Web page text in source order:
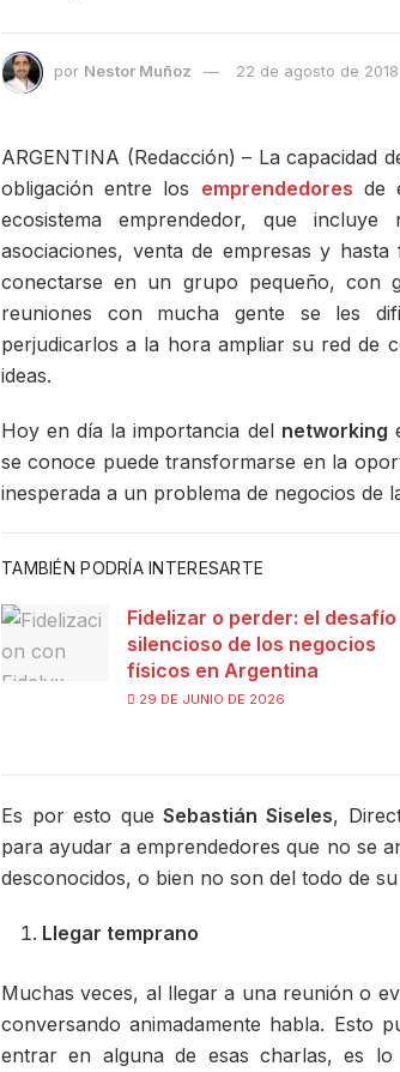
por Nestor Muñoz 22 de agosto de 2018
ARGENTINA (Redacción) – La capacidad
obligación entre los emprendedores de
ecosistema emprendedor, que
asociaciones, venta de empresas y
conectarse en un grupo pequeño, con
reuniones con mucha gente se les
perjudicarlos a la hora ampliar su red de
ideas.
Hoy en día la importancia del networking
se conoce puede transformarse en la
inesperada a un problema de negocios de
TAMBIÉN PODRÍA INTERESARTE
Fidelizar o perder: el desafío
silencioso de los negocios
físicos en Argentina
29 DE JUNIO DE 2026
Es por esto queSebastián Siseles,
para ayudar a emprendedores que no se
desconocidos, o bien no son del todo de
Llegar temprano
Muchas veces, al llegar a una reunión o
conversando animadamente habla. Esto
entrar en alguna de esas charlas, es